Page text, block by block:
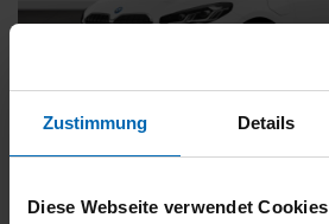
Zustimmung Details
Diese Webseite verwendet Cookies
BMW 225
Gebrauchtwagen